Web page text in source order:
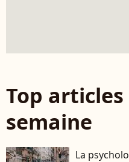
Top articles
semaine
La